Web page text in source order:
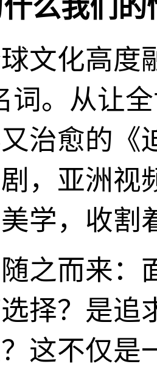
么我们
文化高度
词。从让
治愈的《
，亚洲视
学，收割
之而来：
择？是追
这不仅是